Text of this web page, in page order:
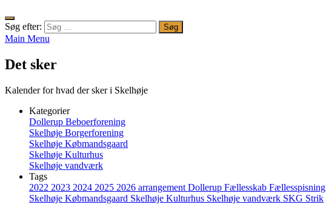
Søg efter:
Main Menu
Det sker
Kalender for hvad der sker i Skelhøje
Kategorier
Dollerup Beboerforening
Skelhøje Borgerforening
Skelhøje Købmandsgaard
Skelhøje Kulturhus
Skelhøje vandværk
Tags
2022 2023 2024 2025 2026 arrangement Dollerup Fællesskab Fællesspisning
Skelhøje Købmandsgaard Skelhøje Kulturhus Skelhøje vandværk SKG Strik